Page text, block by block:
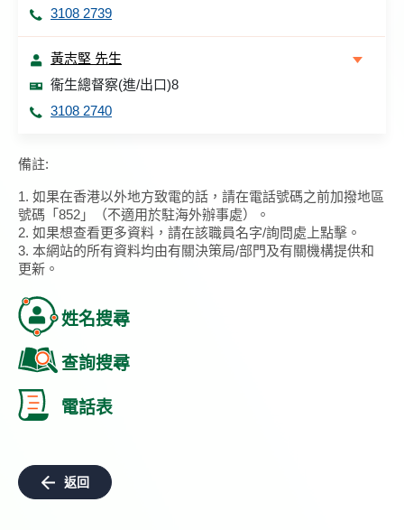
3108 2739
黃志堅 先生
衞生總督察(進/出口)8
3108 2740
備註:
1. 如果在香港以外地方致電的話，請在電話號碼之前加撥地區
號碼「852」（不適用於駐海外辦事處）。
2. 如果想查看更多資料，請在該職員名字/詢問處上點擊。
3. 本網站的所有資料均由有關決策局/部門及有關機構提供和
更新。
姓名搜尋
查詢搜尋
電話表
返回